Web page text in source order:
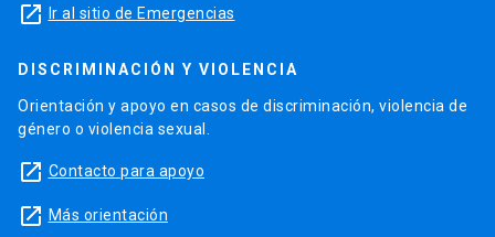
launch Ir al sitio de Emergencias
DISCRIMINACIÓN Y VIOLENCIA
Orientación y apoyo en casos de discriminación, violencia de
género o violencia sexual.
launch Contacto para apoyo
launch Más orientación